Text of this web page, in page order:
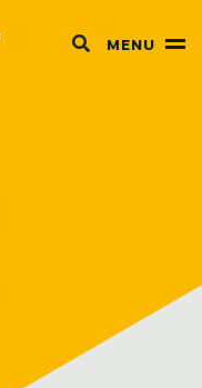
MENU